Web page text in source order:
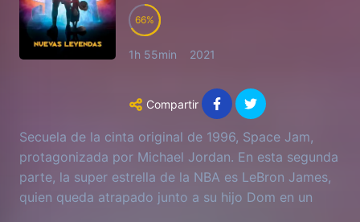
66
1h 55min 2021
Compartir
Secuela de la cinta original de 1996, Space Jam,
protagonizada por Michael Jordan. En esta segunda
parte, la super estrella de la NBA es LeBron James,
quien queda atrapado junto a su hijo Dom en un